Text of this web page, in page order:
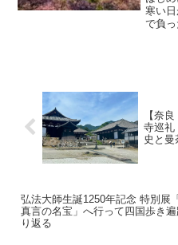
〜 72
寺 〜
釈迦
寒い
で負
んで
こ取
しなが
離：
積標
駅〜...
【奈
寺巡礼
史と曼
弘法大師生誕1250年記念 特別展
真言の名宝」へ行って四国歩き
り返る